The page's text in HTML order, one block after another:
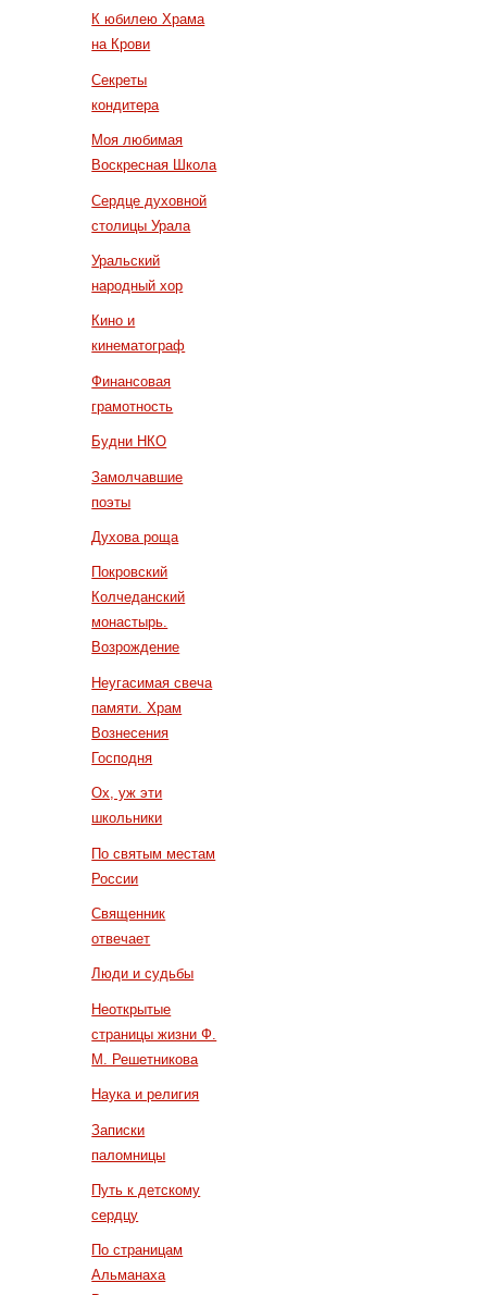
К юбилею Храма
на Крови
Секреты
кондитера
Моя любимая
Воскресная Школа
Сердце духовной
столицы Урала
Уральский
народный хор
Кино и
кинематограф
Финансовая
грамотность
Будни НКО
Замолчавшие
поэты
Духова роща
Покровский
Колчеданский
монастырь.
Возрождение
Неугасимая свеча
памяти. Храм
Вознесения
Господня
Ох, уж эти
школьники
По святым местам
России
Священник
отвечает
Люди и судьбы
Неоткрытые
страницы жизни Ф.
М. Решетникова
Наука и религия
Записки
паломницы
Путь к детскому
сердцу
По страницам
Альманаха